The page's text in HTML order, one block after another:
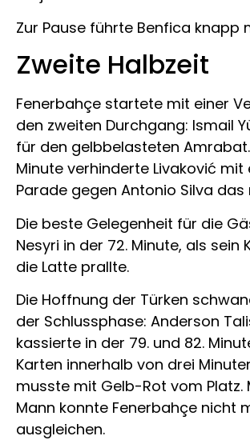
Zur Pause führte Benfica knapp
Zweite Halbzeit
Fenerbahçe startete mit einer
den zweiten Durchgang: Ismail
für den gelbbelasteten Amrabat.
Minute verhinderte Livaković mit
Parade gegen Antonio Silva das
Die beste Gelegenheit für die
Nesyri in der 72. Minute, als sein
die Latte prallte.
Die Hoffnung der Türken
der Schlussphase: Anderson
kassierte in der 79. und 82.
Karten innerhalb von drei
musste mit Gelb-Rot vom Platz.
Mann konnte Fenerbahçe nicht
ausgleichen.